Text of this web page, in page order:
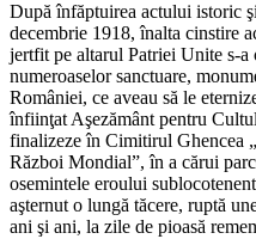
După înfăptuirea actului istoric
decembrie 1918, înalta cinstire
jertfit pe altarul Patriei Unite s-a
numeroaselor sanctuare,
României, ce aveau să le
înfiinţat Aşezământ pentru
finalizeze în Cimitirul Ghencea
Război Mondial”, în a cărui
osemintele eroului
aşternut o lungă tăcere, ruptă
ani şi ani, la zile de pioasă